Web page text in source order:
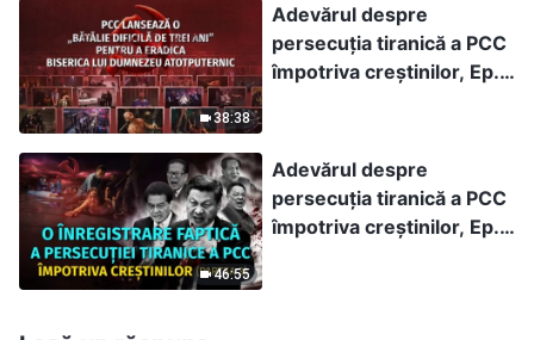
38:38
Adevărul despre
persecuția tiranică a PCC
împotriva creștinilor, Ep.
pentru a eradica Biserica
lui Dumnezeu
Atotputernic
46:55
Adevărul despre
persecuția tiranică a PCC
împotriva creștinilor, Ep.